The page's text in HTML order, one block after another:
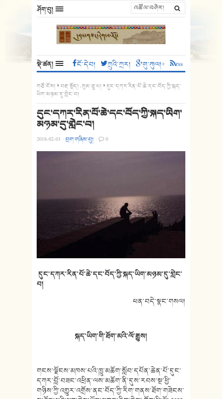
ཤོག་བུ།
སྡེ་ཚན། ངོ་དེབ། ཀྲུའི་ཀྲར། གུ་ཀུལ།+ rss
གཙོ་ངོས། བརྡ་སྤྲོད།,སུམ་ཅུ་པ།
དུང་དཀར་རིན་པོ་ཆེ་དང་བོད་ཀྱི་སྐད་
ཡིག་མཉམ་དུ་གླེང་བ།
དུང་དཀར་རིན་པོ་ཆེ་དང་བོད་ཀྱི་སྐད་ཡིག་
མཉམ་དུ་གླེང་བ།
2018-02-03 ·བྲག་གཞིས་བུ། · 0
དུང་དཀར་རིན་པོ་ཆེ་དང་བོད་ཀྱི་སྐད་ཡིག་མཉམ་དུ་གླེང་
བ།
ཕན་བདེ་སྣང་གསལ།
སྐད་ཡིག་གི་ཐོག་མའི་ལོ་རྒྱུས།
གངས་ལྗོངས་མཁས་པའི་ཁྱུ་མཆོག་སློབ་དཔོན་ཆེན་པོ་དུང་
དཀར་བློ་བཟང་འཕྲིན་ལས་མཆོག་ནི་དུས་རབས་སྔ་ཕྱི་
གཉིས་ཀྱི་འགྱུར་འགྲོས་ནང་བོད་ཀྱི་རིག་གནས་ཐོག་གཟེངས་